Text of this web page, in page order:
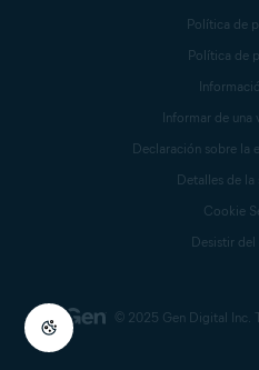
© 2025 Gen Digital Inc.
Política de
Política de
Informar de una
Declaración sobre la
Detalles de la
Cookie
Desistir